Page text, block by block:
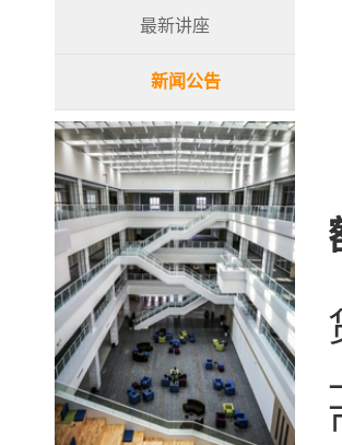
最新讲座
新闻公告